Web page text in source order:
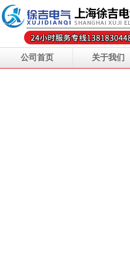
公司首页 关于我们